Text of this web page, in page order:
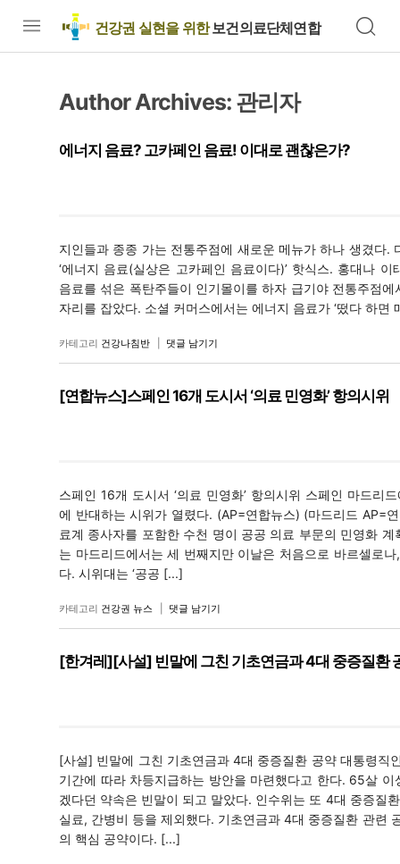
건강권 실현을 위한보건의료단체연합
Author Archives: 관리자
에너지 음료? 고카페인 음료! 이대로 괜찮은가?
지인들과 종종 가는 전통주점에 새로운 메뉴가 하나 생겼다
‘에너지 음료(실상은 고카페인 음료이다)’ 핫식스. 홍대나 이
음료를 섞은 폭탄주들이 인기몰이를 하자 급기야 전통주점
자리를 잡았다. 소셜 커머스에서는 에너지 음료가 ‘떴다 하면
카테고리 건강나침반 댓글 남기기
[연합뉴스]스페인 16개 도시서 ‘의료 민영화’ 항의시위
스페인 16개 도시서 ‘의료 민영화’ 항의시위 스페인 마드리
에 반대하는 시위가 열렸다. (AP=연합뉴스) (마드리드 AP=
료계 종사자를 포함한 수천 명이 공공 의료 부문의 민영화
는 마드리드에서는 세 번째지만 이날은 처음으로 바르셀로
다. 시위대는 ‘공공 [...]
카테고리 건강권 뉴스 댓글 남기기
[한겨레][사설] 빈말에 그친 기초연금과 4대 중증질환
[사설] 빈말에 그친 기초연금과 4대 중증질환 공약 대통령직
기간에 따라 차등지급하는 방안을 마련했다고 한다. 65살
겠다던 약속은 빈말이 되고 말았다. 인수위는 또 4대 중증질
실료, 간병비 등을 제외했다. 기초연금과 4대 중증질환 관련
의 핵심 공약이다. [...]